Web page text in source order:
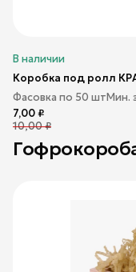
В наличии
Коробка под ролл
Фасовка по 50 штМин.
7,00₽
10,00₽